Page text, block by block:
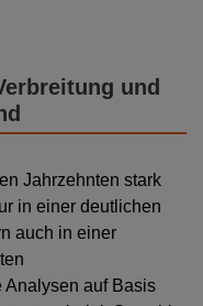
und
Jahrzehnten stark
in einer deutlichen
auch in einer
Analysen auf Basis